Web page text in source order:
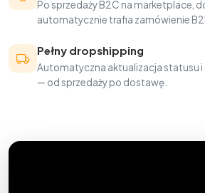
Po sprzedaży B2C na marketplace,
automatycznie trafia zamówienie
Pełny dropshipping
Automatyczna aktualizacja statusu
— od sprzedaży po dostawę.